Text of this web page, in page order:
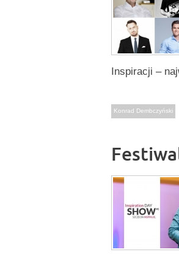
Inspiracji –
Konrad Dembczyński